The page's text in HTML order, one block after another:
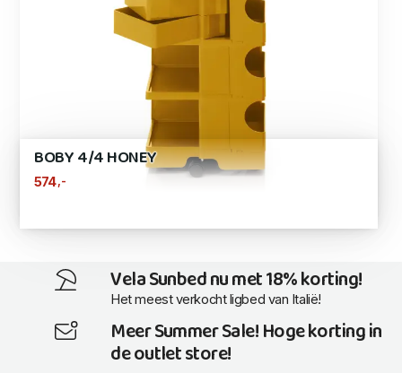
BOBY 4/4 HONEY
574,-
Vela Sunbed nu met 18% korting!
Het meest verkocht ligbed van Italië!
Meer Summer Sale! Hoge korting in
de outlet store!